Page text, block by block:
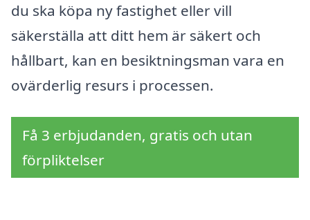
du ska köpa ny fastighet eller vill
säkerställa att ditt hem är säkert och
hållbart, kan en besiktningsman vara en
ovärderlig resurs i processen.
Få 3 erbjudanden, gratis och utan
förpliktelser